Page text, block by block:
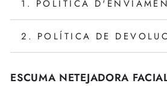
1. POLÍTICA
2. POLÍTICA DE
ESCUMA NETEJADORA